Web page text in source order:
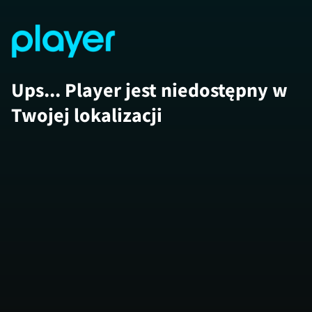
Ups... Player jest niedostępny w
Twojej lokalizacji